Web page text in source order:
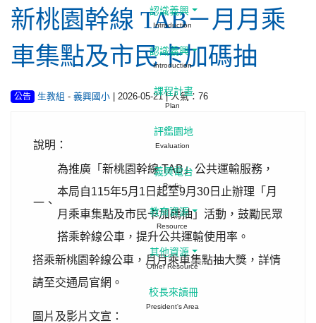
新桃園幹線 TAB－月月乘
車集點及市民卡加碼抽
公告 生教組 - 義興國小| 2026-05-21 | 人氣：76
說明：
一、
為推廣「新桃園幹線 TAB」公共運輸服務，
本局自115年5月1日起至9月30日止辦理「月
月乘車集點及市民卡加碼抽」活動，鼓勵民眾
搭乘幹線公車，提升公共運輸使用率。
搭乘新桃園幹線公車，月月乘車集點抽大獎，詳情
請至交通局官網。
圖片及影片文宣：
認識義興
Introduction
認識義興
Introduction
課程計畫
Plan
評鑑園地
Evaluation
義興電台
Radio
教育資源
Resource
其他資源
Other Resource
校長來讀冊
President's Area